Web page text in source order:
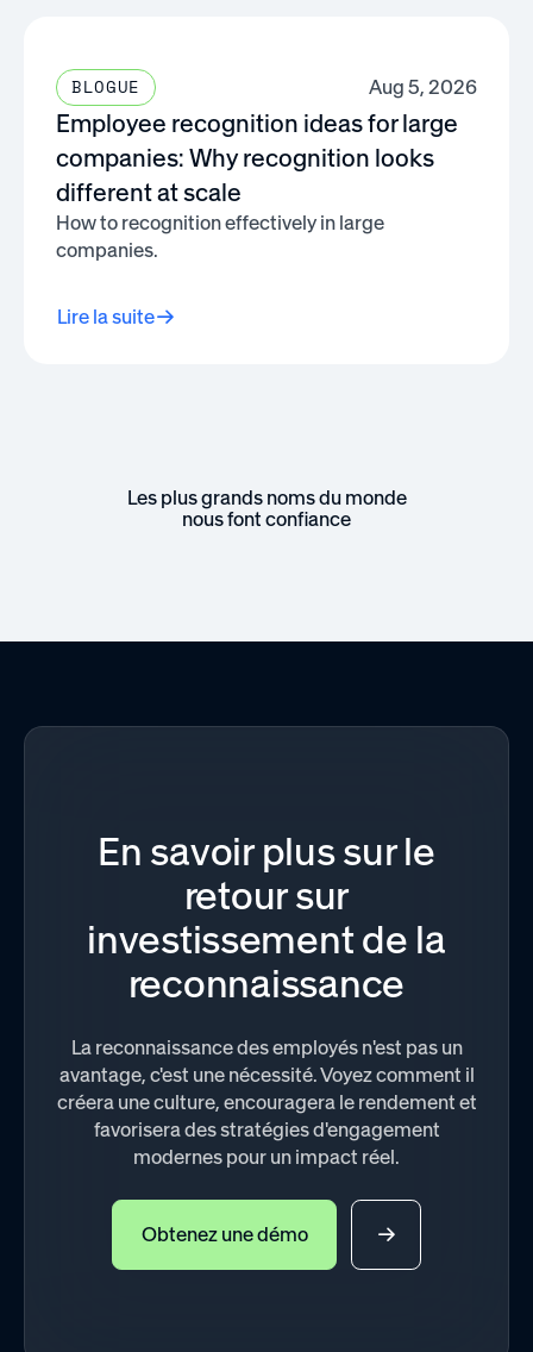
BLOGUE Aug 5, 2026
Employee recognition ideas for large
companies: Why recognition looks
different at scale
How to recognition effectively in large
companies.
Lire la suite
Les plus grands noms du monde
nous font confiance
En savoir plus sur le
retour sur
investissement de la
reconnaissance
La reconnaissance des employés n'est pas un
avantage, c'est une nécessité. Voyez comment il
créera une culture, encouragera le rendement et
favorisera des stratégies d'engagement
modernes pour un impact réel.
Obtenez une démo